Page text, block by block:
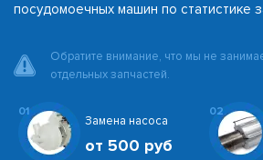
посудомоечных машин по статистике
Обратите внимание, что мы не
отдельных запчастей.
01
Замена насоса
от 500 руб
02